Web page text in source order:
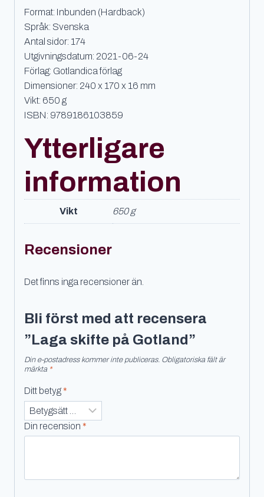
Format: Inbunden (Hardback)
Språk: Svenska
Antal sidor: 174
Utgivningsdatum: 2021-06-24
Förlag: Gotlandica förlag
Dimensioner: 240 x 170 x 16 mm
Vikt: 650 g
ISBN: 9789186103859
Ytterligare
information
Vikt 650 g
Recensioner
Det finns inga recensioner än.
Bli först med att recensera
”Laga skifte på Gotland”
Din e-postadress kommer inte publiceras. Obligatoriska fält är
märkta *
Ditt betyg *
Din recension *